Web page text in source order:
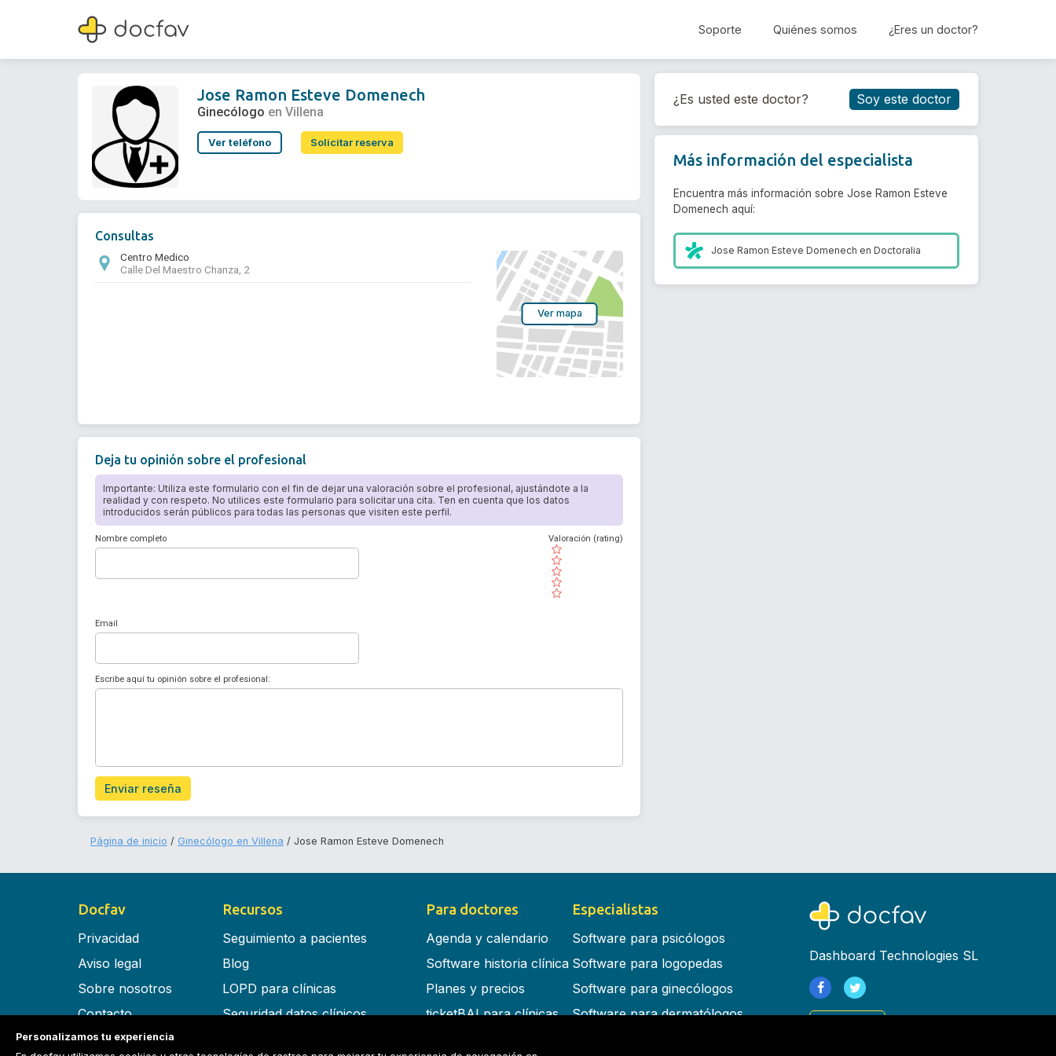
Soporte Quiénes somos ¿Eres un doctor?
Jose Ramon Esteve Domenech
Ginecólogo
Reservar cita
Jose Ramon Esteve Domenech
Ginecólogo en Villena
Ver teléfono Solicitar reserva
Consultas
Centro Medico
Calle Del Maestro Chanza, 2
Ver mapa
Deja tu opinión sobre el profesional
Importante: Utiliza este formulario con el fin de dejar una valoración sobre el profesional, ajustándote a la
realidad y con respeto. No utilices este formulario para solicitar una cita. Ten en cuenta que los datos
introducidos serán públicos para todas las personas que visiten este perfil.
Nombre completo
( )
( )
( )
( )
( )
Valoración (rating)
Email
Escribe aquí tu opinión sobre el profesional:
Enviar reseña
¿Es usted este doctor? Soy este doctor
Más información del especialista
Encuentra más información sobre Jose Ramon Esteve
Domenech aquí:
Jose Ramon Esteve Domenech enDoctoralia
Página de inicio Ginecólogo en Villena Jose Ramon Esteve Domenech
Docfav
Privacidad
Aviso legal
Sobre nosotros
Contacto
Términos y condiciones
Recursos
Seguimiento a pacientes
Blog
LOPD para clínicas
Seguridad datos clínicos
Para doctores
Agenda y calendario
Software historia clínica
Planes y precios
ticketBAI para clínicas
Especialistas
Software para psicólogos
Software para logopedas
Software para ginecólogos
Software para dermatólogos
Dashboard Technologies SL
Personalizamos tu experiencia